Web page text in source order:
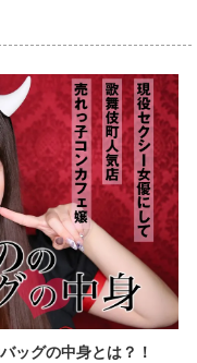
ッグの中身とは？！